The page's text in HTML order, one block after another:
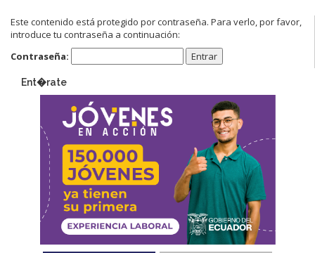
Este contenido está protegido por contraseña. Para verlo, por favor,
introduce tu contraseña a continuación:
Contraseña:
Ent�rate